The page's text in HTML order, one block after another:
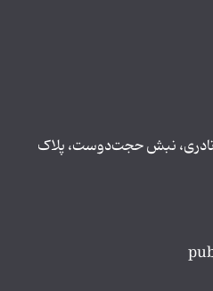
نادری، نبش حجت‌دوست، پلاک